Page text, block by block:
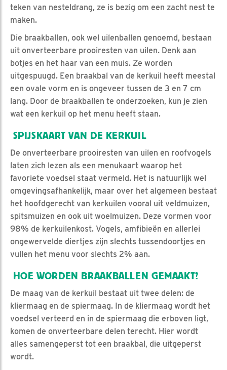
teken van nesteldrang, ze is bezig om een zacht nest te
maken.
Die braakballen, ook wel uilenballen genoemd, bestaan
uit onverteerbare prooiresten van uilen. Denk aan
botjes en het haar van een muis. Ze worden
uitgespuugd. Een braakbal van de kerkuil heeft meestal
een ovale vorm en is ongeveer tussen de 3 en 7 cm
lang. Door de braakballen te onderzoeken, kun je zien
wat een kerkuil op het menu heeft staan.
SPIJSKAART VAN DE KERKUIL
De onverteerbare prooiresten van uilen en roofvogels
laten zich lezen als een menukaart waarop het
favoriete voedsel staat vermeld. Het is natuurlijk wel
omgevingsafhankelijk, maar over het algemeen bestaat
het hoofdgerecht van kerkuilen vooral uit veldmuizen,
spitsmuizen en ook uit woelmuizen. Deze vormen voor
98% de kerkuilenkost. Vogels, amfibieën en allerlei
ongewervelde diertjes zijn slechts tussendoortjes en
vullen het menu voor slechts 2% aan.
HOE WORDEN BRAAKBALLEN GEMAAKT?
De maag van de kerkuil bestaat uit twee delen: de
kliermaag en de spiermaag. In de kliermaag wordt het
voedsel verteerd en in de spiermaag die erboven ligt,
komen de onverteerbare delen terecht. Hier wordt
alles samengeperst tot een braakbal, die uitgeperst
wordt.